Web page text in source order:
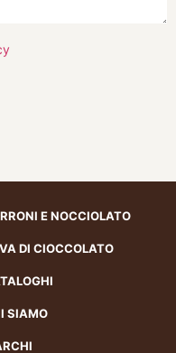
E NOCCIOLATO
DI CIOCCOLATO
SIAMO